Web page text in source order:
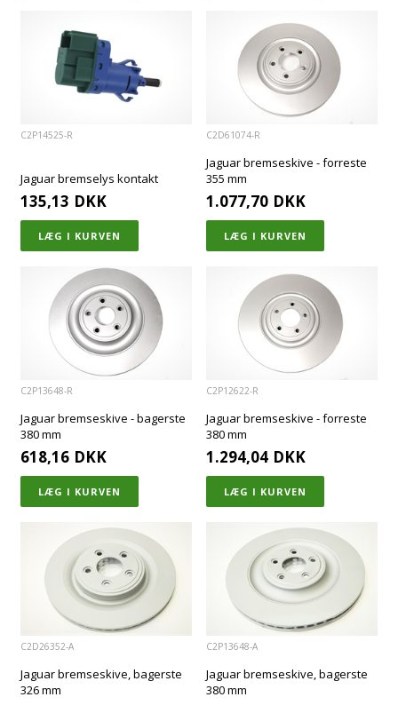
C2P14525-R
Jaguar bremselys kontakt
135,13 DKK
C2D61074-R
Jaguar bremseskive - forreste
355 mm
1.077,70 DKK
C2P13648-R
Jaguar bremseskive - bagerste
380 mm
618,16 DKK
C2P12622-R
Jaguar bremseskive - forreste
380 mm
1.294,04 DKK
C2D26352-A
Jaguar bremseskive, bagerste
326 mm
C2P13648-A
Jaguar bremseskive, bagerste
380 mm